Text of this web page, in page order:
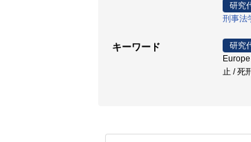
研究
刑事法
キーワード
研究
止 / 死